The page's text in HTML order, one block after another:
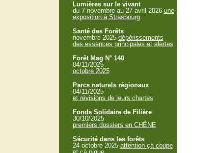
Lumières sur le vivant
du 7 novembre au 27 avril 2026 une
exposition à Strasbourg
Santé des Forêts
novembre 2025 dépérissements
des essences principales et alertes
Forêt Mag N° 140
04/11/2025
octobre 2025
Parcs naturels régionaux
04/11/2025
et révisions de leurs chartes
Fonds Solidaire de Filière
30/10/2025
premiers dossiers en CHÊNE
Sécurité dans les forêts
24 octobre 2025 attention çà coupe